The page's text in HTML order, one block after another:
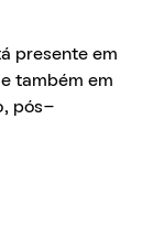
presente em
também em
pós-